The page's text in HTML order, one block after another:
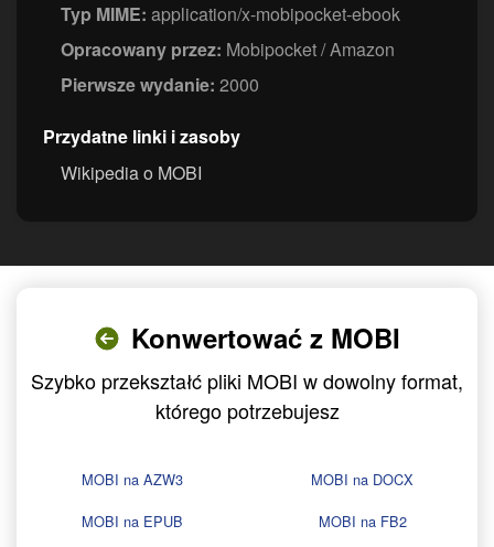
Typ MIME: application/x-mobipocket-ebook
Opracowany przez: Mobipocket / Amazon
Pierwsze wydanie: 2000
Przydatne linki i zasoby
Wikipedia o MOBI
Konwertować z MOBI
Szybko przekształć pliki MOBI w dowolny format,
którego potrzebujesz
MOBI na AZW3
MOBI na DOCX
MOBI na EPUB
MOBI na FB2